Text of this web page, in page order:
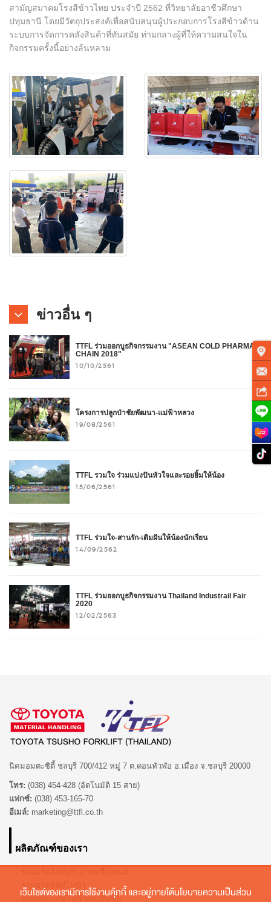
สามัญสมาคมโรงสีข้าวไทย ประจำปี 2562 ที่วิทยาลัยอาชีวศึกษา
ปทุมธานี โดยมีวัตถุประสงค์เพื่อสนับสนุนผู้ประกอบการโรงสีข้าวด้าน
ระบบการจัดการคลังสินค้าที่ทันสมัย ท่ามกลางผู้ที่ให้ความสนใจใน
กิจกรรมครั้งนี้อย่างล้นหลาม
ข่าวอื่น ๆ
TTFL ร่วมออกบูธกิจกรรมงาน "ASEAN COLD PHARMA
CHAIN 2018"
10/10/2561
โครงการปลูกป่าชัยพัฒนา-แม่ฟ้าหลวง
19/08/2561
TTFL รวมใจ ร่วมแบ่งปันหัวใจและรอยยิ้มให้น้อง
15/06/2561
TTFL ร่วมใจ-สานรัก-เติมฝันให้น้องนักเรียน
14/09/2562
TTFL ร่วมออกบูธกิจกรรมงาน Thailand Industrail Fair
2020
12/02/2563
นิคมอมตะซิตี้ ชลบุรี 700/412 หมู่ 7 ต.ดอนหัวฬ่อ อ.เมือง จ.ชลบุรี 20000
โทร: (038) 454-428 (อัตโนมัติ 15 สาย)
แฟกซ์: (038) 453-165-70
อีเมล์: marketing@ttfl.co.th
ผลิตภัณฑ์ของเรา
รถฟอร์คลิฟท์ไฟฟ้า
รถยกประเภทไฟฟ้าแบบยืนขับ
เว็บไซต์ของเรามีการใช้งานคุ้กกี้ และอยู่ภายใต้นโยบายความเป็นส่วน